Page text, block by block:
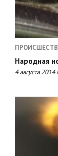
Народная
4 августа 2014